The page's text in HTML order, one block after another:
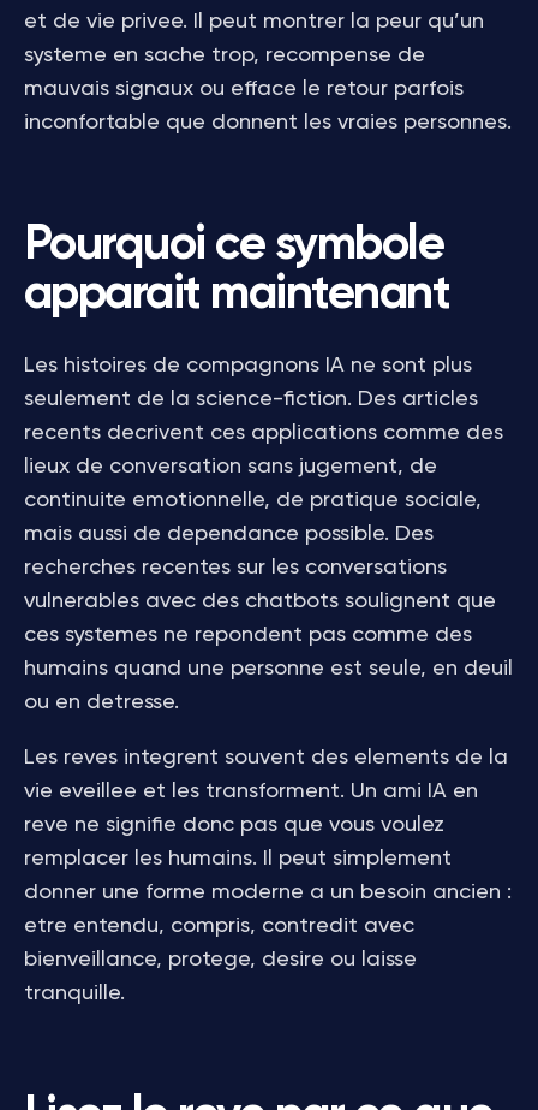
et de vie privee. Il peut montrer la peur qu’un
systeme en sache trop, recompense de
mauvais signaux ou efface le retour parfois
inconfortable que donnent les vraies personnes.
Pourquoi ce symbole
apparait maintenant
Les histoires de compagnons IA ne sont plus
seulement de la science-fiction. Des articles
recents decrivent ces applications comme des
lieux de conversation sans jugement, de
continuite emotionnelle, de pratique sociale,
mais aussi de dependance possible. Des
recherches recentes sur les conversations
vulnerables avec des chatbots soulignent que
ces systemes ne repondent pas comme des
humains quand une personne est seule, en deuil
ou en detresse.
Les reves integrent souvent des elements de la
vie eveillee et les transforment. Un ami IA en
reve ne signifie donc pas que vous voulez
remplacer les humains. Il peut simplement
donner une forme moderne a un besoin ancien :
etre entendu, compris, contredit avec
bienveillance, protege, desire ou laisse
tranquille.